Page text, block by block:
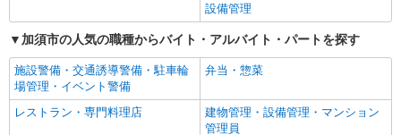
販売・接客サービス
コンビニ・スーパー
同じ特徴から求人を探す
ミドル（40代～）活躍中
設備管理
加須市の人気の職種からバイト・アルバイト・パートを探す
施設警備・交通誘導警備・駐車輪
場管理・イベント警備
弁当・惣菜
レストラン・専門料理店
建物管理・設備管理・マンション
管理員